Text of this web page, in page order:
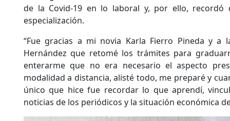
de la Covid-19 en lo laboral y, por ello, recordó
especialización.
“Fue gracias a mi novia Karla Fierro Pineda y a
Hernández que retomé los trámites para
enterarme que no era necesario el aspecto
modalidad a distancia, alisté todo, me preparé y
único que hice fue recordar lo que aprendí,
noticias de los periódicos y la situación económica